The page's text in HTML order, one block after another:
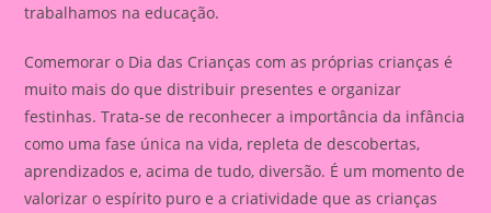
trabalhamos na educação.
Comemorar o Dia das Crianças com as próprias crianças é
muito mais do que distribuir presentes e organizar
festinhas. Trata-se de reconhecer a importância da infância
como uma fase única na vida, repleta de descobertas,
aprendizados e, acima de tudo, diversão. É um momento de
valorizar o espírito puro e a criatividade que as crianças